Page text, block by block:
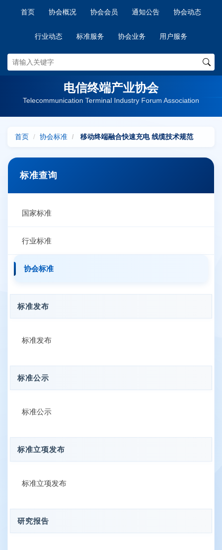
首页 协会概况 协会会员 通知公告 协会动态
行业动态 标准服务 协会业务 用户服务
电信终端产业协会
Telecommunication Terminal Industry Forum Association
首页 协会标准 移动终端融合快速充电 线缆技术规范
标准查询
国家标准
行业标准
协会标准
标准发布
标准发布
标准公示
标准公示
标准立项发布
标准立项发布
研究报告